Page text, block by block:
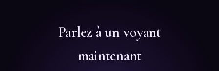
Parlez à un voyant
maintenant